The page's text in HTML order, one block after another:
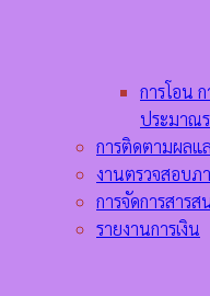
การโอน
ประมาณ
การติดตามผลแ
งานตรวจสอบภ
การจัดการสารส
รายงานการเงิน